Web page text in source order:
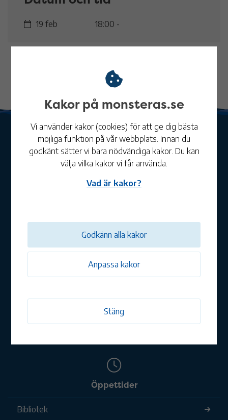
19 feb 18:00 -
Mönsterås kommun
E-post: kommun@monsteras.se
Mönsterås kommun, Box 54, 383 22
Öppettider
Bibliotek
Kakor på monsteras.se
Vi använder kakor (cookies) för att ge dig bästa
möjliga funktion på vår webbplats. Innan du
godkänt sätter vi bara nödvändiga kakor. Du kan
välja vilka kakor vi får använda.
Vad är kakor?
Anpassa kakor
Stäng
Godkänn alla kakor